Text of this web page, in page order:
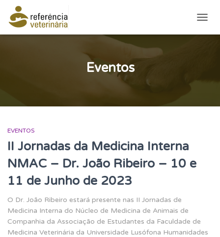
Eventos
EVENTOS
II Jornadas da Medicina Interna
NMAC – Dr. João Ribeiro – 10 e
11 de Junho de 2023
O Dr. João Ribeiro estará presente nas II Jornadas de
Medicina Interna do Núcleo de Medicina de Animais de
Companhia da Associação de Estudantes da Faculdade de
Medicina Veterinária da Universidade Lusófona Humanidades